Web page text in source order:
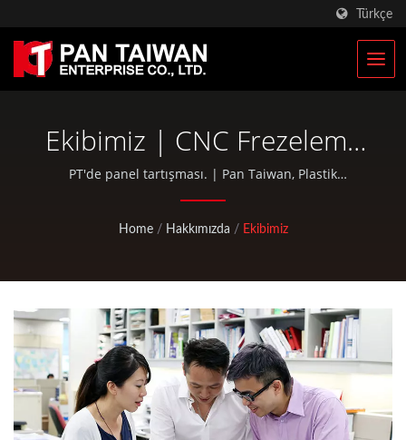
Türkçe
Ekibimiz | CNC Frezeleme
& Tornalama Parçaları |
Yarış Bisikleti Parçaları
PT'de panel tartışması. | Pan Taiwan, Plastik
Enjeksiyon Hizmeti, Döküm, Dövme, CNC işleme, EDC
parçaları gibi OEM / ODM hizmetleri sunmaktadır.
Home / Hakkımızda / Ekibimiz